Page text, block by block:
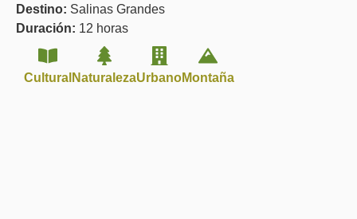
Destino: Salinas Grandes
Duración: 12 horas
Cultural NaturalezaUrbanoMontaña